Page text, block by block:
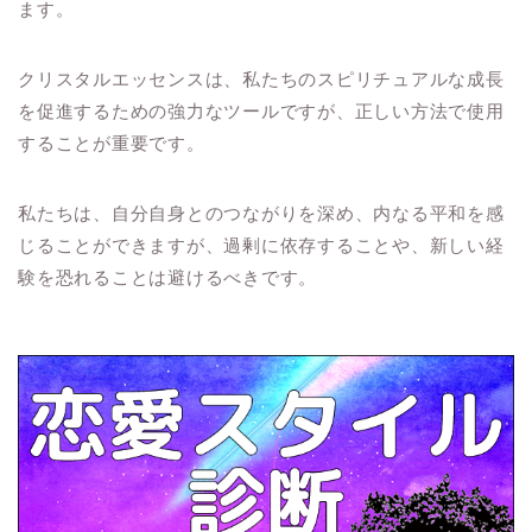
ます。
クリスタルエッセンスは、私たちのスピリチュアルな成長
を促進するための強力なツールですが、正しい方法で使用
することが重要です。
私たちは、自分自身とのつながりを深め、内なる平和を感
じることができますが、過剰に依存することや、新しい経
験を恐れることは避けるべきです。